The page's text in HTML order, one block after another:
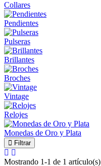
Collares
Pendientes
Pulseras
Brillantes
Broches
Vintage
Relojes
Monedas de Oro y Plata
Filtrar
Mostrando 1-1 de 1 artículo(s)